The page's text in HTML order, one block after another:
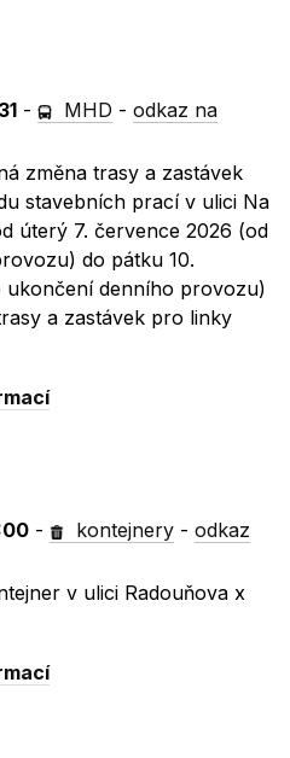
- MHD -odkaz na
změna trasy a zastávek
stavebních prací v ulici Na
úterý 7. července 2026 (od
do pátku 10.
ukončení denního provozu)
a zastávek pro linky
- kontejnery -odkaz
v ulici Radouňova x